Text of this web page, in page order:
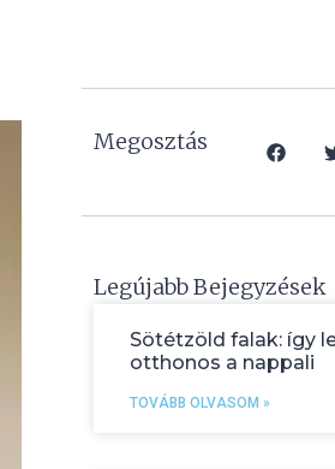
Megosztás
Legújabb Bejegyzések
Sötétzöld falak: így
otthonos a nappali
TOVÁBB OLVASOM »